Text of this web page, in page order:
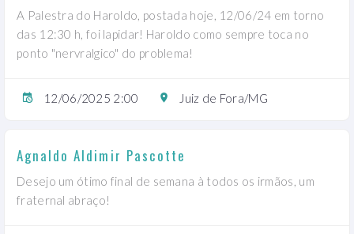
A Palestra do Haroldo, postada hoje, 12/06/24 em torno
das 12:30 h, foi lapidar! Haroldo como sempre toca no
ponto "nervralgico" do problema!
12/06/2025 2:00 Juiz de Fora/MG
Agnaldo Aldimir Pascotte
Desejo um ótimo final de semana à todos os irmãos, um
fraternal abraço!